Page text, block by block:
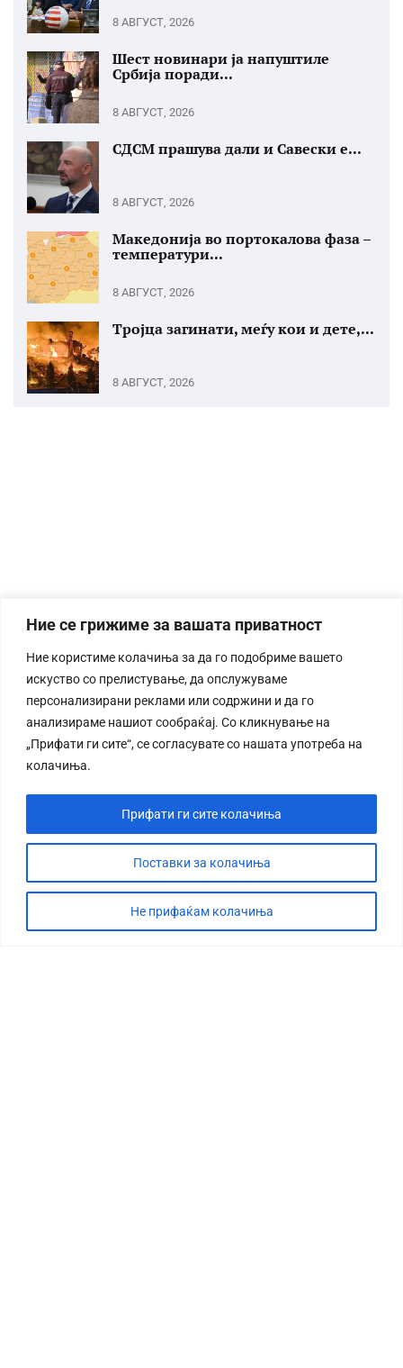
Ние се грижиме за вашата приватност
Ние користиме колачиња за да го подобриме вашето
искуство со прелистување, да опслужуваме
персонализирани реклами или содржини и да го
анализираме нашиот сообраќај. Со кликнување на
„Прифати ги сите“, се согласувате со нашата употреба на
колачиња.
Поставки за колачиња
Не прифаќам колачиња
Прифати ги сите колачиња
8 АВГУСТ, 2026
Шест новинари ја напуштиле
Србија поради...
8 АВГУСТ, 2026
СДСМ прашува дали и Савески е...
8 АВГУСТ, 2026
Македонија во портокалова фаза –
температури...
8 АВГУСТ, 2026
Тројца загинати, меѓу кои и дете,...
8 АВГУСТ, 2026